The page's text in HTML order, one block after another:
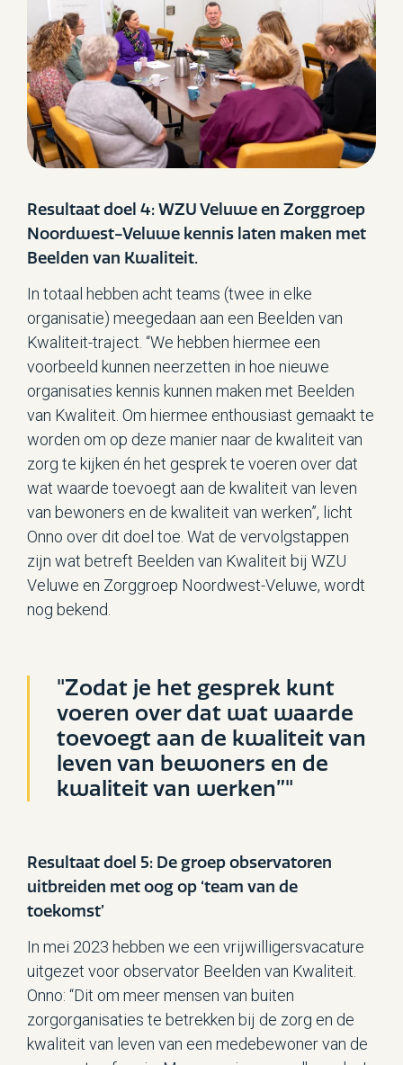
Resultaat doel 4: WZU Veluwe en Zorggroep
Noordwest-Veluwe kennis laten maken met
Beelden van Kwaliteit.
In totaal hebben acht teams (twee in elke
organisatie) meegedaan aan een Beelden van
Kwaliteit-traject. “We hebben hiermee een
voorbeeld kunnen neerzetten in hoe nieuwe
organisaties kennis kunnen maken met Beelden
van Kwaliteit. Om hiermee enthousiast gemaakt te
worden om op deze manier naar de kwaliteit van
zorg te kijken én het gesprek te voeren over dat
wat waarde toevoegt aan de kwaliteit van leven
van bewoners en de kwaliteit van werken”, licht
Onno over dit doel toe. Wat de vervolgstappen
zijn wat betreft Beelden van Kwaliteit bij WZU
Veluwe en Zorggroep Noordwest-Veluwe, wordt
nog bekend.
"Zodat je het gesprek kunt
voeren over dat wat waarde
toevoegt aan de kwaliteit van
leven van bewoners en de
kwaliteit van werken”"
Resultaat doel 5: De groep observatoren
uitbreiden met oog op ‘team van de
toekomst’
In mei 2023 hebben we een vrijwilligersvacature
uitgezet voor observator Beelden van Kwaliteit.
Onno: “Dit om meer mensen van buiten
zorgorganisaties te betrekken bij de zorg en de
kwaliteit van leven van een medebewoner van de